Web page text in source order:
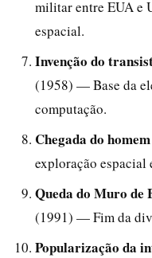
militar entre EUA e
espacial.
Invenção do
(1958) — Base da
computação.
Chegada do
exploração
Queda do Muro de
(1991) — Fim da
Popularização da